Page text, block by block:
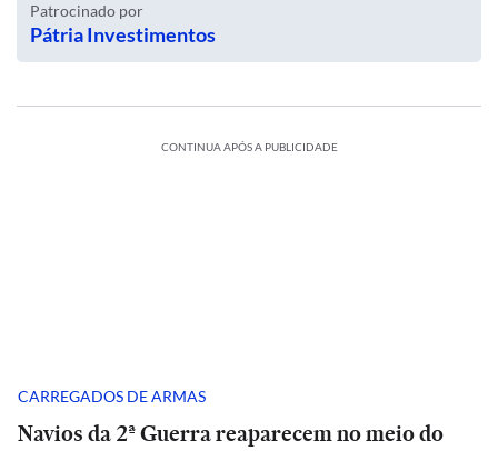
Patrocinado por
Pátria Investimentos
CONTINUA APÓS A PUBLICIDADE
CARREGADOS DE ARMAS
Navios da 2ª Guerra reaparecem no meio do